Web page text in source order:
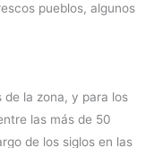
pueblos, algunos
la zona, y para los
las más de 50
de los siglos en las